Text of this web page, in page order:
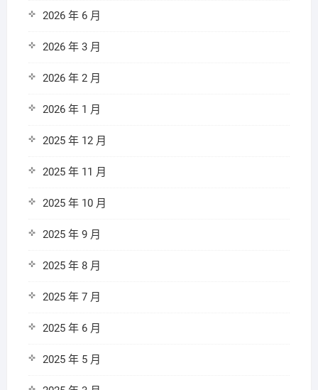
2026 年 6 月
2026 年 3 月
2026 年 2 月
2026 年 1 月
2025 年 12 月
2025 年 11 月
2025 年 10 月
2025 年 9 月
2025 年 8 月
2025 年 7 月
2025 年 6 月
2025 年 5 月